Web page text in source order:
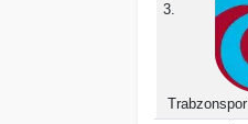
3.
Trabzonspor